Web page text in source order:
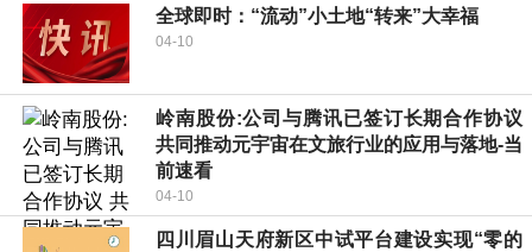
全球即时：“流动”小土地“转来”大幸福
04-10
岭南股份:公司与腾讯已签订长期合作协议
共同推动元宇宙在文旅行业的应用与落地-当
前速看
04-10
四川眉山天府新区中试平台建设实现“零的